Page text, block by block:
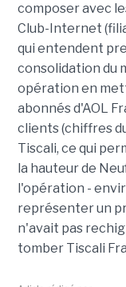
composer avec
Club-Internet
qui entendent
consolidation du
opération en
abonnés d'AOL
clients (chiffres
Tiscali, ce qui
la hauteur de
l'opération -
représenter un
n'avait pas
tomber Tiscali